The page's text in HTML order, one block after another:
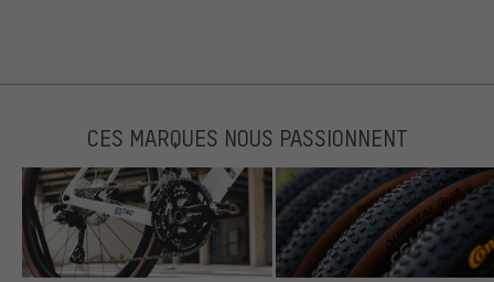
CES MARQUES NOUS PASSIONNENT